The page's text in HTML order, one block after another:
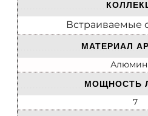
Встраиваемые
МАТЕРИАЛ
МОЩНОСТЬ
7